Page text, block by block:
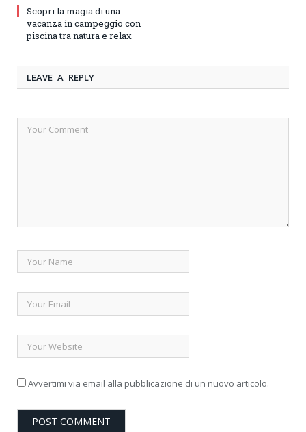
Scopri la magia di una
vacanza in campeggio con
piscina tra natura e relax
LEAVE A REPLY
Avvertimi via email alla pubblicazione di un nuovo articolo.